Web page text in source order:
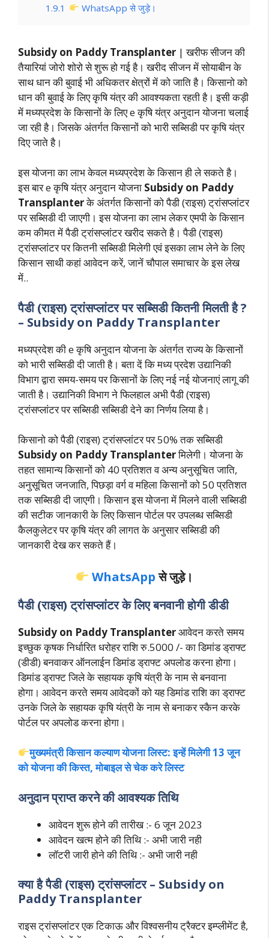
1.9.1
WhatsApp से जुड़े।
Subsidy on Paddy Transplanter | खरीफ सीजन की
तैयारियां जोरो शोरो से शुरू हो गई है। खरीद सीजन में सोयाबीन के
साथ धान की बुवाई भी अधिकतर क्षेत्रों में को जाति है। किसानो को
धान की बुवाई के लिए कृषि यंत्र की आवश्यकता रहती है। इसी कड़ी
में मध्यप्रदेश के किसानों के लिए e कृषि यंत्र अनुदान योजना चलाई
जा रही है। जिसके अंतर्गत किसानों को भारी सब्सिडी पर कृषि यंत्र
दिए जाते है।
इस योजना का लाभ केवल मध्यप्रदेश के किसान ही ले सकते है।
इस बार e कृषि यंत्र अनुदान योजना Subsidy on Paddy
Transplanterके अंतर्गत किसानों को पैडी (राइस) ट्रांसप्लांटर
पर सब्सिडी दी जाएगी। इस योजना का लाभ लेकर एमपी के किसान
कम कीमत में पैडी ट्रांसप्लांटर खरीद सकते है। पैडी (राइस)
ट्रांसप्लांटर पर कितनी सब्सिडी मिलेगी एवं इसका लाभ लेने के लिए
किसान साथी कहां आवेदन करें, जानें चौपाल समाचार के इस लेख
में..
पैडी (राइस) ट्रांसप्लांटर पर सब्सिडी कितनी मिलती है ?
– Subsidy on Paddy Transplanter
मध्यप्रदेश की e कृषि अनुदान योजना के अंतर्गत राज्य के किसानों
को भारी सब्सिडी दी जाती है। बता दें कि मध्य प्रदेश उद्यानिकी
विभाग द्वारा समय-समय पर किसानों के लिए नई नई योजनाएं लागू की
जाती है। उद्यानिकी विभाग ने फिलहाल अभी पैडी (राइस)
ट्रांसप्लांटर पर सब्सिडी सब्सिडी देने का निर्णय लिया है।
किसानो को पैडी (राइस) ट्रांसप्लांटर पर 50% तक सब्सिडी
Subsidy on Paddy Transplanterमिलेगी। योजना के
तहत सामान्य किसानों को 40 प्रतिशत व अन्य अनुसूचित जाति,
अनुसूचित जनजाति, पिछड़ा वर्ग व महिला किसानों को 50 प्रतिशत
तक सब्सिडी दी जाएगी। किसान इस योजना में मिलने वाली सब्सिडी
की सटीक जानकारी के लिए किसान पोर्टल पर उपलब्ध सब्सिडी
कैलकुलेटर पर कृषि यंत्र की लागत के अनुसार सब्सिडी की
जानकारी देख कर सकते हैं।
WhatsAppसे जुड़े।
पैडी (राइस) ट्रांसप्लांटर के लिए बनवानी होगी डीडी
Subsidy on Paddy Transplanterआवेदन करते समय
इच्छुक कृषक निर्धारित धरोहर राशि रु.5000 /- का डिमांड ड्राफ्ट
(डीडी) बनवाकर ऑनलाईन डिमांड ड्राफ्ट अपलोड करना होगा।
डिमांड ड्राफ्ट जिले के सहायक कृषि यंत्री के नाम से बनवाना
होगा। आवेदन करते समय आवेदकों को यह डिमांड राशि का ड्राफ्ट
उनके जिले के सहायक कृषि यंत्री के नाम से बनाकर स्कैन करके
पोर्टल पर अपलोड करना होगा।
मुख्यमंत्री किसान कल्याण योजना लिस्ट: इन्हें मिलेगी 13 जून
को योजना की किस्त, मोबाइल से चेक करे लिस्ट
अनुदान प्राप्त करने की आवश्यक तिथि
आवेदन शुरू होने की तारीख :- 6 जून 2023
आवेदन खत्म होने की तिथि :- अभी जारी नही
लॉटरी जारी होने की तिथि :- अभी जारी नही
क्या है पैडी (राइस) ट्रांसप्लांटर – Subsidy on
Paddy Transplanter
राइस ट्रांसप्लांटर एक टिकाऊ और विश्वसनीय ट्रैक्टर इम्प्लीमेंट है,